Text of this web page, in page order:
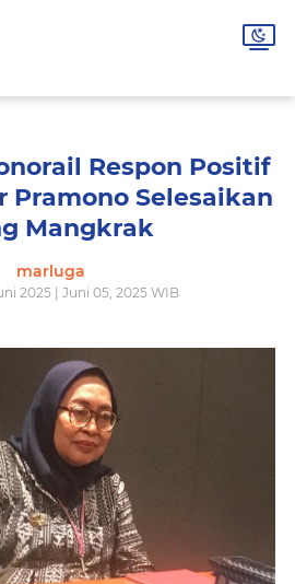
Respon Positif
Pramono Selesaikan
Mangkrak
marluga
2025 | Juni 05, 2025 WIB